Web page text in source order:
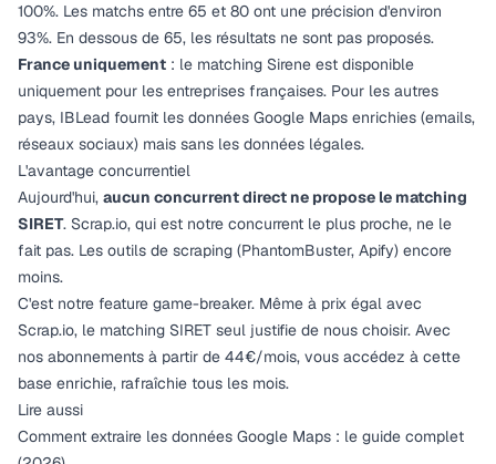
100%. Les matchs entre 65 et 80 ont une précision d'environ
93%. En dessous de 65, les résultats ne sont pas proposés.
France uniquement : le matching Sirene est disponible
uniquement pour les entreprises françaises. Pour les autres
pays, IBLead fournit les données Google Maps enrichies (emails,
réseaux sociaux) mais sans les données légales.
L'avantage concurrentiel
Aujourd'hui, aucun concurrent direct ne propose le matching
SIRET. Scrap.io, qui est notre concurrent le plus proche, ne le
fait pas. Les outils de scraping (PhantomBuster, Apify) encore
moins.
C'est notre feature game-breaker. Même à prix égal avec
Scrap.io, le matching SIRET seul justifie de nous choisir. Avec
nos abonnements à partir de 44€/mois, vous accédez à cette
base enrichie, rafraîchie tous les mois.
Lire aussi
Comment extraire les données Google Maps : le guide complet